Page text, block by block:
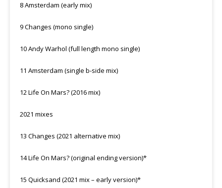
8 Amsterdam (early mix)
9 Changes (mono single)
10 Andy Warhol (full length mono single)
11 Amsterdam (single b-side mix)
12 Life On Mars? (2016 mix)
2021 mixes
13 Changes (2021 alternative mix)
14 Life On Mars? (original ending version)*
15 Quicksand (2021 mix – early version)*